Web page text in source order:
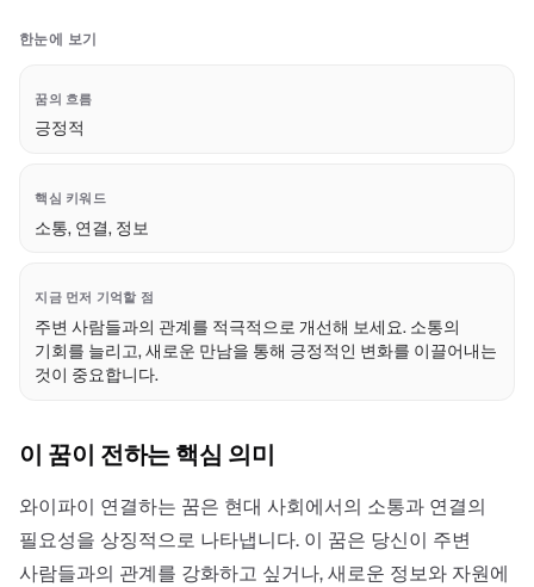
한눈에 보기
꿈의 흐름
긍정적
핵심 키워드
소통, 연결, 정보
지금 먼저 기억할 점
주변 사람들과의 관계를 적극적으로 개선해 보세요. 소통의
기회를 늘리고, 새로운 만남을 통해 긍정적인 변화를 이끌어내는
것이 중요합니다.
이 꿈이 전하는 핵심 의미
와이파이 연결하는 꿈은 현대 사회에서의 소통과 연결의
필요성을 상징적으로 나타냅니다. 이 꿈은 당신이 주변
사람들과의 관계를 강화하고 싶거나, 새로운 정보와 자원에